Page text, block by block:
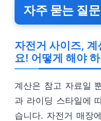
자주 묻는 질문
자전거 사이즈,
요! 어떻게 해야
계산은 참고 자료일
과 라이딩 스타일에
습니다. 자전거 매장